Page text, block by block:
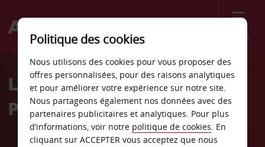
Menu
Welcome
AvisLocation de voiture
Porsche Bucarest Nord
Politique des cookies
Nous utilisons des cookies pour vous proposer des
offres personnalisées, pour des raisons analytiques
et pour améliorer votre expérience sur notre site.
Nous partageons également nos données avec des
partenaires publicitaires et analytiques. Pour plus
d’informations, voir notre politique de cookies. En
cliquant sur ACCEPTER vous acceptez que nous